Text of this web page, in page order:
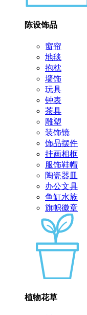
陈设饰品
窗帘
地毯
抱枕
墙饰
玩具
钟表
茶具
雕塑
装饰镜
饰品摆件
挂画相框
服饰鞋帽
陶瓷器皿
办公文具
鱼缸水族
旗帜徽章
植物花草